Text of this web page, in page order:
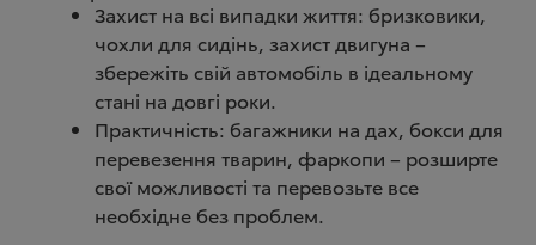
Захист на всі випадки життя: бризковики,
чохли для сидінь, захист двигуна –
збережіть свій автомобіль в ідеальному
стані на довгі роки.
Практичність: багажники на дах, бокси для
перевезення тварин, фаркопи – розширте
свої можливості та перевозьте все
необхідне без проблем.